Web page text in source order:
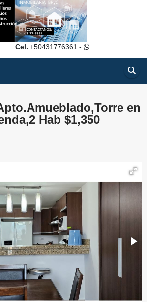
Cel. +50431776361 -
en
Hab $1,350